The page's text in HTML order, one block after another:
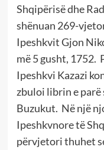
Shqipërisë dhe
shënuan 269-
Ipeshkvit Gjon
më 5 gusht, 1752.
Ipeshkvi Kazazi
zbuloi librin e parë
Buzukut. Në një
Ipeshkvnore të
përvjetori thuhet